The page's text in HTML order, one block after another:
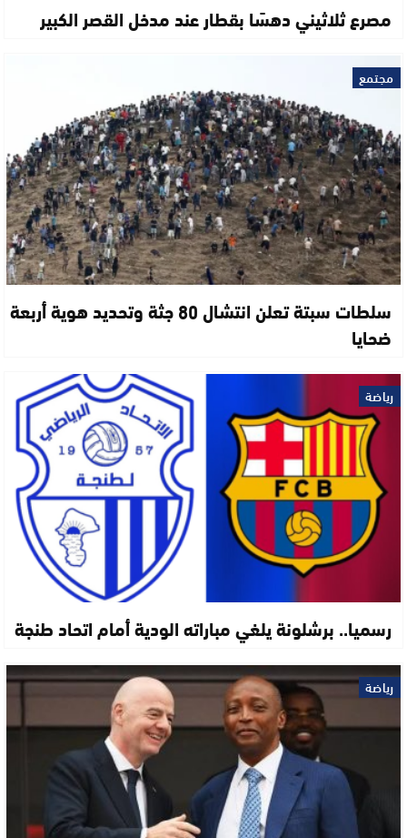
مصرع ثلاثيني دهسًا بقطار عند مدخل القصر الكبير
مجتمع
سلطات سبتة تعلن انتشال 80 جثة وتحديد هوية أربعة
ضحايا
رياضة
رسميا.. برشلونة يلغي مباراته الودية أمام اتحاد طنجة
رياضة